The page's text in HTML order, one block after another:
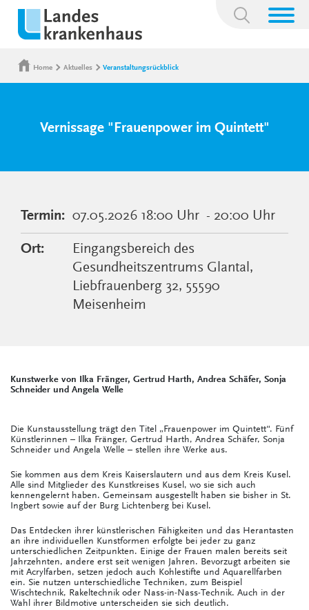
Suchbegriff:
Home Aktuelles Veranstaltungsrückblick
Vernissage "Frauenpower im Quintett"
Termin: 07.05.2026 18:00 Uhr - 20:00 Uhr
Ort:
Eingangsbereich des
Gesundheitszentrums Glantal,
Liebfrauenberg 32, 55590
Meisenheim
Kunstwerke von Ilka Fränger, Gertrud Harth, Andrea Schäfer, Sonja
Schneider und Angela Welle
Die Kunstausstellung trägt den Titel „Frauenpower im Quintett“. Fünf
Künstlerinnen – Ilka Fränger, Gertrud Harth, Andrea Schäfer, Sonja
Schneider und Angela Welle – stellen ihre Werke aus.
Sie kommen aus dem Kreis Kaiserslautern und aus dem Kreis Kusel.
Alle sind Mitglieder des Kunstkreises Kusel, wo sie sich auch
kennengelernt haben. Gemeinsam ausgestellt haben sie bisher in St.
Ingbert sowie auf der Burg Lichtenberg bei Kusel.
Das Entdecken ihrer künstlerischen Fähigkeiten und das Herantasten
an ihre individuellen Kunstformen erfolgte bei jeder zu ganz
unterschiedlichen Zeitpunkten. Einige der Frauen malen bereits seit
Jahrzehnten, andere erst seit wenigen Jahren. Bevorzugt arbeiten sie
mit Acrylfarben, setzen jedoch auch Kohlestifte und Aquarellfarben
ein. Sie nutzen unterschiedliche Techniken, zum Beispiel
Wischtechnik, Rakeltechnik oder Nass-in-Nass-Technik. Auch in der
Wahl ihrer Bildmotive unterscheiden sie sich deutlich.